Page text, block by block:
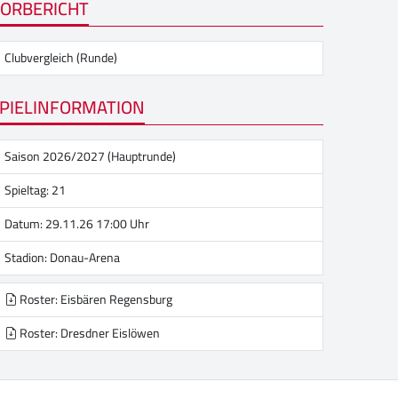
Clubvergleich (Runde)
Saison 2026/2027 (Hauptrunde)
Spieltag: 21
Datum: 29.11.26 17:00 Uhr
Stadion:Donau-Arena
Roster: Eisbären Regensburg
Roster: Dresdner Eislöwen